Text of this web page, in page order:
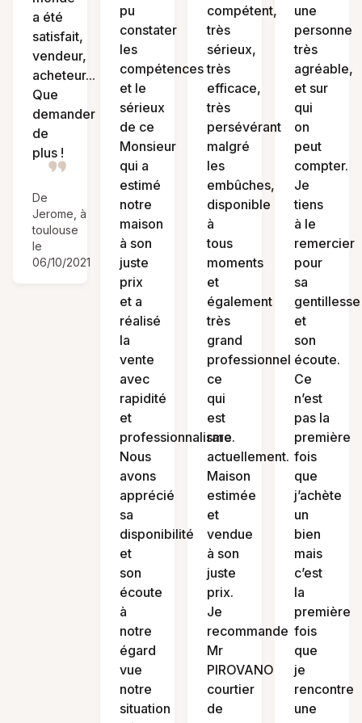
a été
satisfait,
vendeur,
acheteur...
Que
demander
de
plus !
De
Jerome, à
toulouse
le
06/10/2021
pu
constater
les
compétences
et le
sérieux
de ce
Monsieur
qui a
estimé
notre
maison
à son
juste
prix
et a
réalisé
la
vente
avec
rapidité
et
professionnalisme.
Nous
avons
apprécié
sa
disponibilité
et
son
écoute
à
notre
égard
vue
notre
situation
compétent,
très
sérieux,
très
efficace,
très
persévérant
malgré
les
embûches,
disponible
à
tous
moments
et
également
très
grand
professionnel
ce
qui
est
rare
actuellement.
Maison
estimée
et
vendue
à son
juste
prix.
Je
recommande
Mr
PIROVANO
courtier
de
une
personne
très
agréable,
et sur
qui
on
peut
compter.
Je
tiens
à le
remercier
pour
sa
gentillesse
et
son
écoute.
Ce
n’est
pas la
première
fois
que
j’achète
un
bien
mais
c’est
la
première
fois
que
je
rencontre
une